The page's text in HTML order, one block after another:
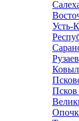
Усть-
Псков